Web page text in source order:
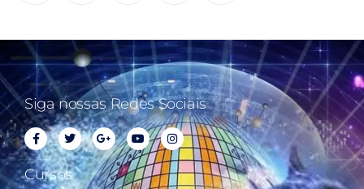
Siga nossas Redes Sociais
Cursos